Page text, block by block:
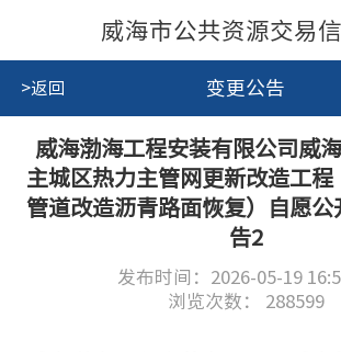
威海市公共资源交易
变更公告
>返回
威海渤海工程安装有限公司威
主城区热力主管网更新改造工
管道改造沥青路面恢复）自愿
告2
发布时间：2026-05-19
浏览次数： 288599